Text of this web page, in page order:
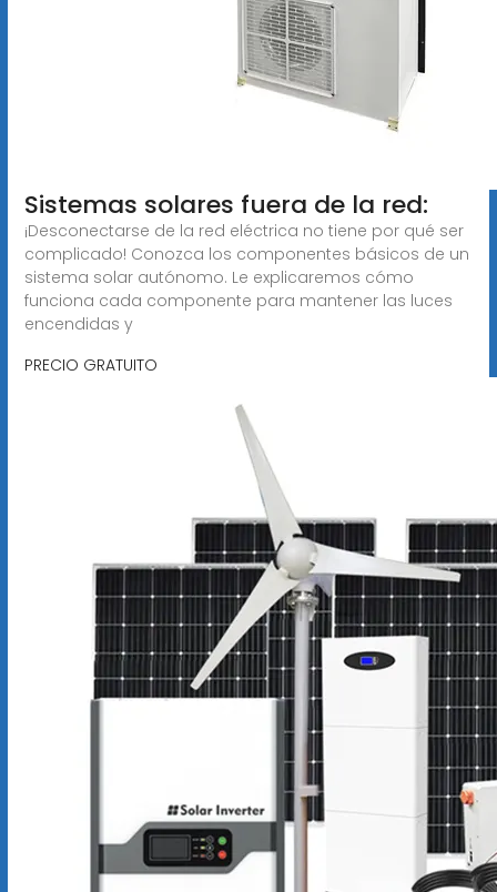
Sistemas solares fuera de la red:
¡Desconectarse de la red eléctrica no tiene por qué ser
complicado! Conozca los componentes básicos de un
sistema solar autónomo. Le explicaremos cómo
funciona cada componente para mantener las luces
encendidas y
PRECIO GRATUITO